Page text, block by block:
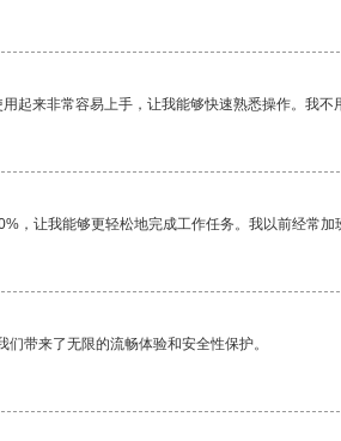
起来非常容易上手，让我能够快速熟悉操作。我不
，让我能够更轻松地完成工作任务。我以前经常
带来了无限的流畅体验和安全性保护。